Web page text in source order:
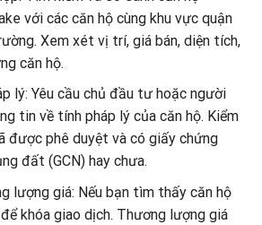
với các căn hộ cùng khu vực quận
Xem xét vị trí, giá bán, diện tích,
căn hộ.
lý: Yêu cầu chủ đầu tư hoặc người
tin về tính pháp lý của căn hộ. Kiểm
được phê duyệt và có giấy chứng
đất (GCN) hay chưa.
lượng giá: Nếu bạn tìm thấy căn hộ
khóa giao dịch. Thương lượng giá